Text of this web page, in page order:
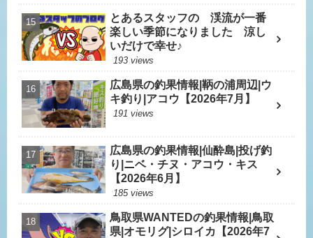
とあるスタッフの 渓流が一番
楽しい季節になりました 涼し
いだけで幸せ♪
193 views
広島県の釣果情報|鞆の浦周辺|ウ
キ釣り|アコウ【2026年7月】
191 views
広島県の釣果情報|仙酔島|投げ釣
り|ニベ・チヌ・アコウ・キス
【2026年6月】
185 views
鳥取県WANTEDの釣果情報|鳥取
県|オモリグ|シロイカ【2026年7